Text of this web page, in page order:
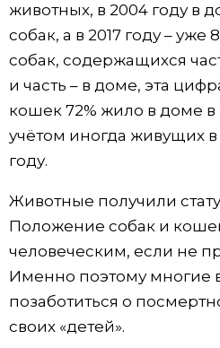
животных, в 2004 году в
собак, а в 2017 году – уже
собак, содержащихся
и часть – в доме, эта
кошек 72% жило в доме в
учётом иногда живущих в
году.
Животные получили
Положение собак и
человеческим, если не
Именно поэтому многие
позаботиться о
своих «детей».